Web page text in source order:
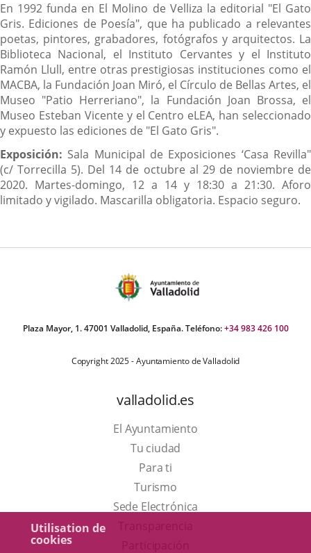
Utilisation de
cookies
En 1992 funda en El Molino de Velliza la editorial "El Gato
Gris. Ediciones de Poesía", que ha publicado a relevantes
poetas, pintores, grabadores, fotógrafos y arquitectos. La
Biblioteca Nacional, el Instituto Cervantes y el Instituto
Ramón Llull, entre otras prestigiosas instituciones como el
MACBA, la Fundación Joan Miró, el Círculo de Bellas Artes, el
Museo "Patio Herreriano", la Fundación Joan Brossa, el
Museo Esteban Vicente y el Centro eLEA, han seleccionado
y expuesto las ediciones de "El Gato Gris".
Exposición: Sala Municipal de Exposiciones ‘Casa Revilla"
(c/ Torrecilla 5). Del 14 de octubre al 29 de noviembre de
2020. Martes-domingo, 12 a 14 y 18:30 a 21:30. Aforo
limitado y vigilado. Mascarilla obligatoria. Espacio seguro.
Plaza Mayor, 1. 47001 Valladolid, España. Teléfono:+34 983 426 100
Copyright 2025 - Ayuntamiento de Valladolid
valladolid.es
El Ayuntamiento
Tu ciudad
Para ti
TurismoEste
enlace
Sede Electrónica